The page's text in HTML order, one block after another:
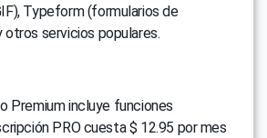
Typeform (formularios de
otros servicios populares.
Premium incluye funciones
PRO cuesta $ 12.95 por mes